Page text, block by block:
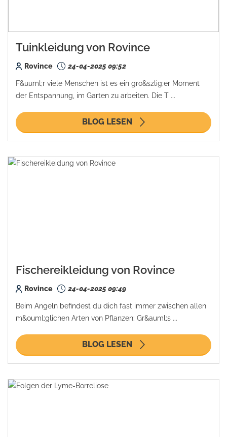
Tuinkleidung von Rovince
Rovince 24-04-2025 09:52
F&uuml;r viele Menschen ist es ein gro&szlig;er Moment
der Entspannung, im Garten zu arbeiten. Die T ...
BLOG LESEN
Fischereikleidung von Rovince
Rovince 24-04-2025 09:49
Beim Angeln befindest du dich fast immer zwischen allen
m&ouml;glichen Arten von Pflanzen: Gr&auml;s ...
BLOG LESEN